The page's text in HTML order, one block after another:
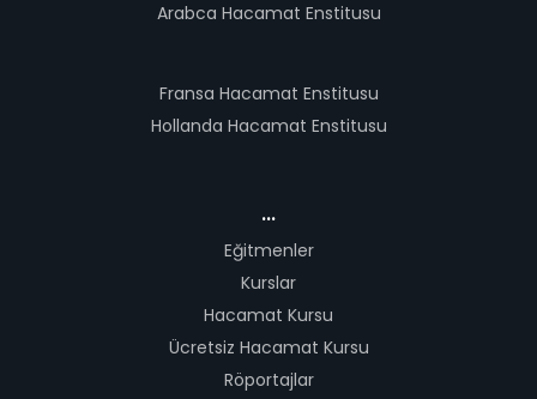
Arabca Hacamat Enstitusu
Fransa Hacamat Enstitusu
Hollanda Hacamat Enstitusu
...
Eğitmenler
Kurslar
Hacamat Kursu
Ücretsiz Hacamat Kursu
Röportajlar